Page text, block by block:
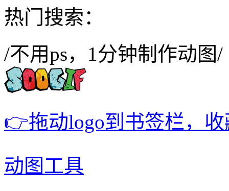
热门搜索：
/不用ps，1分钟制作动图/
👉拖动logo到书签栏，
动图工具